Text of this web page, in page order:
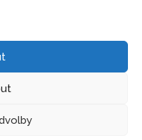
práva vyhrazena.